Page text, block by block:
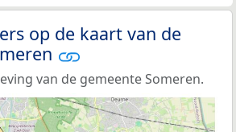
op de kaart van de
van de gemeente Someren.